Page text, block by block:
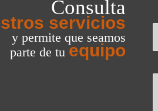
Consulta
servicios
y permite que seamos
parte de tu equipo